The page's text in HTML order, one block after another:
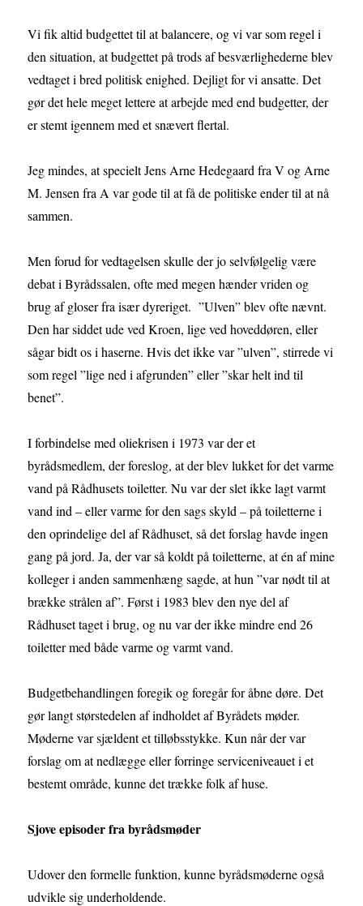
Vi fik altid budgettet til at balancere, og vi var som regel i
den situation, at budgettet på trods af besværlighederne blev
vedtaget i bred politisk enighed. Dejligt for vi ansatte. Det
gør det hele meget lettere at arbejde med end budgetter, der
er stemt igennem med et snævert flertal.
Jeg mindes, at specielt Jens Arne Hedegaard fra V og Arne
M. Jensen fra A var gode til at få de politiske ender til at nå
sammen.
Men forud for vedtagelsen skulle der jo selvfølgelig være
debat i Byrådssalen, ofte med megen hænder vriden og
brug af gloser fra især dyreriget. ”Ulven” blev ofte nævnt.
Den har siddet ude ved Kroen, lige ved hoveddøren, eller
sågar bidt os i haserne. Hvis det ikke var ”ulven”, stirrede vi
som regel ”lige ned i afgrunden” eller ”skar helt ind til
benet”.
I forbindelse med oliekrisen i 1973 var der et
byrådsmedlem, der foreslog, at der blev lukket for det varme
vand på Rådhusets toiletter. Nu var der slet ikke lagt varmt
vand ind – eller varme for den sags skyld – på toiletterne i
den oprindelige del af Rådhuset, så det forslag havde ingen
gang på jord. Ja, der var så koldt på toiletterne, at én af mine
kolleger i anden sammenhæng sagde, at hun ”var nødt til at
brække strålen af”. Først i 1983 blev den nye del af
Rådhuset taget i brug, og nu var der ikke mindre end 26
toiletter med både varme og varmt vand.
Budgetbehandlingen foregik og foregår for åbne døre. Det
gør langt størstedelen af indholdet af Byrådets møder.
Møderne var sjældent et tilløbsstykke. Kun når der var
forslag om at nedlægge eller forringe serviceniveauet i et
bestemt område, kunne det trække folk af huse.
Sjove episoder fra byrådsmøder
Udover den formelle funktion, kunne byrådsmøderne også
udvikle sig underholdende.